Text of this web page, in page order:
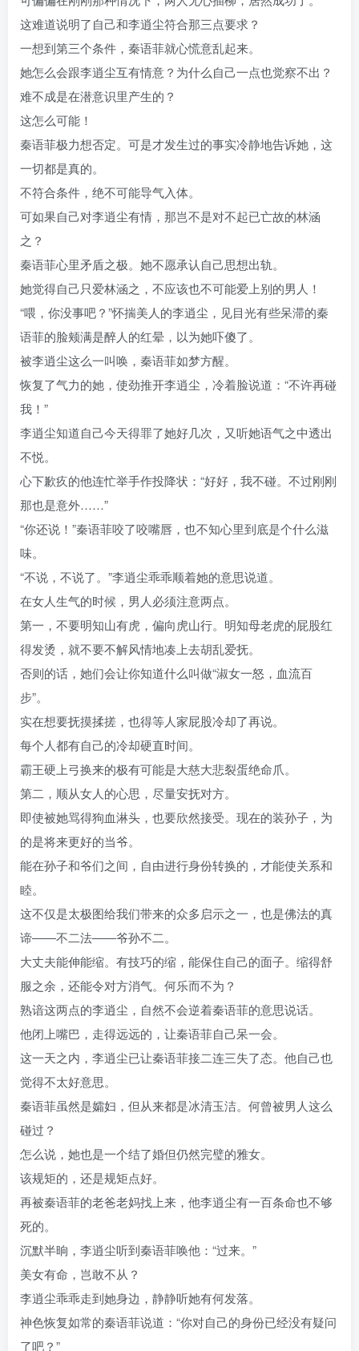
这难道说明了自己和李逍尘符合那三点要求？
一想到第三个条件，秦语菲就心慌意乱起来。
她怎么会跟李逍尘互有情意？为什么自己一点也觉察不出？
难不成是在潜意识里产生的？
这怎么可能！
秦语菲极力想否定。可是才发生过的事实冷静地告诉她，这
一切都是真的。
不符合条件，绝不可能导气入体。
可如果自己对李逍尘有情，那岂不是对不起已亡故的林涵
之？
秦语菲心里矛盾之极。她不愿承认自己思想出轨。
她觉得自己只爱林涵之，不应该也不可能爱上别的男人！
“喂，你没事吧？”怀揣美人的李逍尘，见目光有些呆滞的秦
语菲的脸颊满是醉人的红晕，以为她吓傻了。
被李逍尘这么一叫唤，秦语菲如梦方醒。
恢复了气力的她，使劲推开李逍尘，冷着脸说道：“不许再碰
我！”
李逍尘知道自己今天得罪了她好几次，又听她语气之中透出
不悦。
心下歉疚的他连忙举手作投降状：“好好，我不碰。不过刚刚
那也是意外……”
“你还说！”秦语菲咬了咬嘴唇，也不知心里到底是个什么滋
味。
“不说，不说了。”李逍尘乖乖顺着她的意思说道。
在女人生气的时候，男人必须注意两点。
第一，不要明知山有虎，偏向虎山行。明知母老虎的屁股红
得发烫，就不要不解风情地凑上去胡乱爱抚。
否则的话，她们会让你知道什么叫做“淑女一怒，血流百
步”。
实在想要抚摸揉搓，也得等人家屁股冷却了再说。
每个人都有自己的冷却硬直时间。
霸王硬上弓换来的极有可能是大慈大悲裂蛋绝命爪。
第二，顺从女人的心思，尽量安抚对方。
即使被她骂得狗血淋头，也要欣然接受。现在的装孙子，为
的是将来更好的当爷。
能在孙子和爷们之间，自由进行身份转换的，才能使关系和
睦。
这不仅是太极图给我们带来的众多启示之一，也是佛法的真
谛――不二法――爷孙不二。
大丈夫能伸能缩。有技巧的缩，能保住自己的面子。缩得舒
服之余，还能令对方消气。何乐而不为？
熟谙这两点的李逍尘，自然不会逆着秦语菲的意思说话。
他闭上嘴巴，走得远远的，让秦语菲自己呆一会。
这一天之内，李逍尘已让秦语菲接二连三失了态。他自己也
觉得不太好意思。
秦语菲虽然是孀妇，但从来都是冰清玉洁。何曾被男人这么
碰过？
怎么说，她也是一个结了婚但仍然完璧的雅女。
该规矩的，还是规矩点好。
再被秦语菲的老爸老妈找上来，他李逍尘有一百条命也不够
死的。
沉默半晌，李逍尘听到秦语菲唤他：“过来。”
美女有命，岂敢不从？
李逍尘乖乖走到她身边，静静听她有何发落。
神色恢复如常的秦语菲说道：“你对自己的身份已经没有疑问
了吧？”